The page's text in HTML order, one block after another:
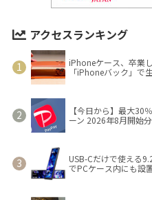
アクセスランキング
iPhoneケース、卒業
「iPhoneバック」で
【今日から】最大30
ーン 2026年8月開始分
USB-Cだけで使える
でPCケース内にも設